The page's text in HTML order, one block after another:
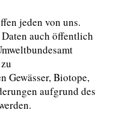
jeden von uns.
Daten auch öffentlich
Gewässer, Biotope,
aufgrund des